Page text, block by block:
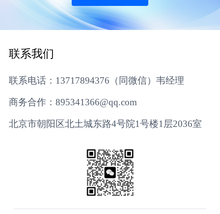
联系我们
联系电话：13717894376（同微信）韦经理
商务合作：895341366@qq.com
北京市朝阳区北土城东路4号院1号楼1层2036室